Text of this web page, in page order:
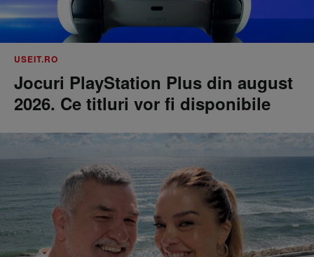
USEIT.RO
Jocuri PlayStation Plus din august
2026. Ce titluri vor fi disponibile